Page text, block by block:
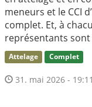
meneurs et le CCI
complet. Et, à
représentants
Attelage Complet
31. mai 2026 - 19:11